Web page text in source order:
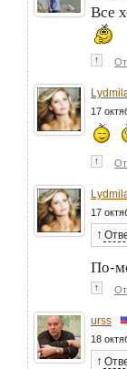
Все
↑
17
↑
17
↑
По-
↑
urss
18
↑